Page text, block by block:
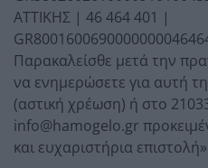
ΑΤΤΙΚΗΣ | 46 464 401 |
Παρακαλείσθε μετά την
να ενημερώσετε για αυτή
(αστική χρέωση) ή στο
info@hamogelo.gr
και ευχαριστήρια